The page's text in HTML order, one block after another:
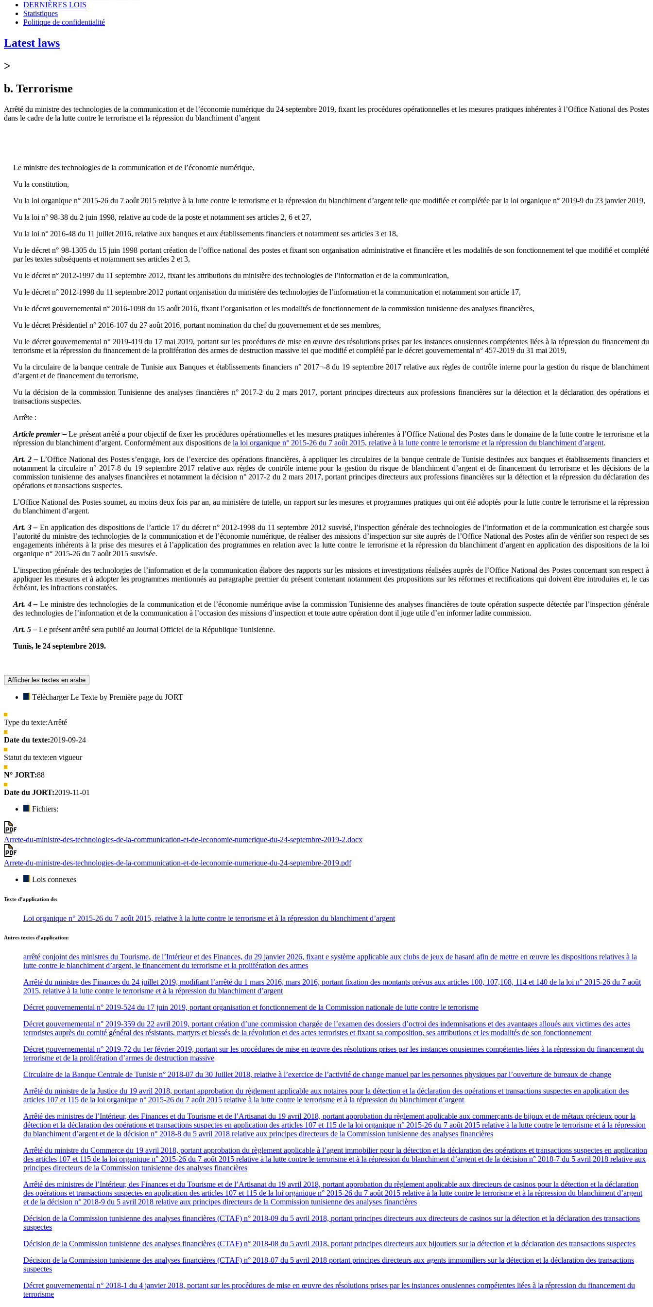
DERNIÈRES LOIS
Statistiques
Politique de confidentialité
Latest laws
>
b. Terrorisme
Arrêté du ministre des technologies de la communication et de l’économie numérique du 24 septembre 2019, fixant les procédures opérationnelles et les mesures pratiques inhérentes à l’Office National des Postes
dans le cadre de la lutte contre le terrorisme et la répression du blanchiment d’argent
Le ministre des technologies de la communication et de l’économie numérique,
Vu la constitution,
Vu la loi organique n° 2015-26 du 7 août 2015 relative à la lutte contre le terrorisme et la répression du blanchiment d’argent telle que modifiée et complétée par la loi organique n° 2019-9 du 23 janvier 2019,
Vu la loi n° 98-38 du 2 juin 1998, relative au code de la poste et notamment ses articles 2, 6 et 27,
Vu la loi n° 2016-48 du 11 juillet 2016, relative aux banques et aux établissements financiers et notamment ses articles 3 et 18,
Vu le décret n° 98-1305 du 15 juin 1998 portant création de l’office national des postes et fixant son organisation administrative et financière et les modalités de son fonctionnement tel que modifié et complété
par les textes subséquents et notamment ses articles 2 et 3,
Vu le décret n° 2012-1997 du 11 septembre 2012, fixant les attributions du ministère des technologies de l’information et de la communication,
Vu le décret n° 2012-1998 du 11 septembre 2012 portant organisation du ministère des technologies de l’information et la communication et notamment son article 17,
Vu le décret gouvernemental n° 2016-1098 du 15 août 2016, fixant l’organisation et les modalités de fonctionnement de la commission tunisienne des analyses financières,
Vu le décret Présidentiel n° 2016-107 du 27 août 2016, portant nomination du chef du gouvernement et de ses membres,
Vu le décret gouvernemental n° 2019-419 du 17 mai 2019, portant sur les procédures de mise en œuvre des résolutions prises par les instances onusiennes compétentes liées à la répression du financement du
terrorisme et la répression du financement de la prolifération des armes de destruction massive tel que modifié et complété par le décret gouvernemental n° 457-2019 du 31 mai 2019,
Vu la circulaire de la banque centrale de Tunisie aux Banques et établissements financiers n° 2017¬-8 du 19 septembre 2017 relative aux règles de contrôle interne pour la gestion du risque de blanchiment
d’argent et de financement du terrorisme,
Vu la décision de la commission Tunisienne des analyses financières n° 2017-2 du 2 mars 2017, portant principes directeurs aux professions financières sur la détection et la déclaration des opérations et
transactions suspectes.
Arrête :
Article premier –Le présent arrêté a pour objectif de fixer les procédures opérationnelles et les mesures pratiques inhérentes à l’Office National des Postes dans le domaine de la lutte contre le terrorisme et la
répression du blanchiment d’argent. Conformément aux dispositions de la loi organique n° 2015-26 du 7 août 2015, relative à la lutte contre le terrorisme et la répression du blanchiment d’argent.
Art. 2 –L’Office National des Postes s’engage, lors de l’exercice des opérations financières, à appliquer les circulaires de la banque centrale de Tunisie destinées aux banques et établissements financiers et
notamment la circulaire n° 2017-8 du 19 septembre 2017 relative aux règles de contrôle interne pour la gestion du risque de blanchiment d’argent et de financement du terrorisme et les décisions de la
commission tunisienne des analyses financières et notamment la décision n° 2017-2 du 2 mars 2017, portant principes directeurs aux professions financières sur la détection et la répression du déclaration des
opérations et transactions suspectes.
L’Office National des Postes soumet, au moins deux fois par an, au ministère de tutelle, un rapport sur les mesures et programmes pratiques qui ont été adoptés pour la lutte contre le terrorisme et la répression
du blanchiment d’argent.
Art. 3 – En application des dispositions de l’article 17 du décret n° 2012-1998 du 11 septembre 2012 susvisé, l’inspection générale des technologies de l’information et de la communication est chargée sous
l’autorité du ministre des technologies de la communication et de l’économie numérique, de réaliser des missions d’inspection sur site auprès de l’Office National des Postes afin de vérifier son respect de ses
engagements inhérents à la prise des mesures et à l’application des programmes en relation avec la lutte contre le terrorisme et la répression du blanchiment d’argent en application des dispositions de la loi
organique n° 2015-26 du 7 août 2015 susvisée.
L’inspection générale des technologies de l’information et de la communication élabore des rapports sur les missions et investigations réalisées auprès de l’Office National des Postes concernant son respect à
appliquer les mesures et à adopter les programmes mentionnés au paragraphe premier du présent contenant notamment des propositions sur les réformes et rectifications qui doivent être introduites et, le cas
échéant, les infractions constatées.
Art. 4 – Le ministre des technologies de la communication et de l’économie numérique avise la commission Tunisienne des analyses financières de toute opération suspecte détectée par l’inspection générale
des technologies de l’information et de la communication à l’occasion des missions d’inspection et toute autre opération dont il juge utile d’en informer ladite commission.
Art. 5 – Le présent arrêté sera publié au Journal Officiel de la République Tunisienne.
Tunis, le 24 septembre 2019.
Afficher les textes en arabe
Télécharger Le Texte by Première page du JORT
Type du texte:Arrêté
Date du texte:2019-09-24
Statut du texte:en vigueur
N° JORT:88
Date du JORT:2019-11-01
Fichiers:
Arrete-du-ministre-des-technologies-de-la-communication-et-de-leconomie-numerique-du-24-septembre-2019-2.docx
Arrete-du-ministre-des-technologies-de-la-communication-et-de-leconomie-numerique-du-24-septembre-2019.pdf
Lois connexes
Texte d’application de:
Loi organique n° 2015-26 du 7 août 2015, relative à la lutte contre le terrorisme et à la répression du blanchiment d’argent
Autres textes d’application:
arrêté conjoint des ministres du Tourisme, de l’Intérieur et des Finances, du 29 janvier 2026, fixant e système applicable aux clubs de jeux de hasard afin de mettre en œuvre les dispositions relatives à la
lutte contre le blanchiment d’argent, le financement du terrorisme et la prolifération des armes
Arrêté du ministre des Finances du 24 juillet 2019, modifiant l’arrêté du 1 mars 2016, mars 2016, portant fixation des montants prévus aux articles 100, 107,108, 114 et 140 de la loi n° 2015-26 du 7 août
2015, relative à la lutte contre le terrorisme et à la répression du blanchiment d’argent
Décret gouvernemental n° 2019-524 du 17 juin 2019, portant organisation et fonctionnement de la Commission nationale de lutte contre le terrorisme
Décret gouvernemental n° 2019-359 du 22 avril 2019, portant création d’une commission chargée de l’examen des dossiers d’octroi des indemnisations et des avantages alloués aux victimes des actes
terroristes auprès du comité général des résistants, martyrs et blessés de la révolution et des actes terroristes et fixant sa composition, ses attributions et les modalités de son fonctionnement
Décret gouvernemental n° 2019-72 du 1er février 2019, portant sur les procédures de mise en œuvre des résolutions prises par les instances onusiennes compétentes liées à la répression du financement du
terrorisme et de la prolifération d’armes de destruction massive
Circulaire de la Banque Centrale de Tunisie n° 2018-07 du 30 Juillet 2018, relative à l’exercice de l’activité de change manuel par les personnes physiques par l’ouverture de bureaux de change
Arrêté du ministre de la Justice du 19 avril 2018, portant approbation du règlement applicable aux notaires pour la détection et la déclaration des opérations et transactions suspectes en application des
articles 107 et 115 de la loi organique n° 2015-26 du 7 août 2015 relative à la lutte contre le terrorisme et à la répression du blanchiment d’argent
Arrêté des ministres de l’Intérieur, des Finances et du Tourisme et de l’Artisanat du 19 avril 2018, portant approbation du règlement applicable aux commerçants de bijoux et de métaux précieux pour la
détection et la déclaration des opérations et transactions suspectes en application des articles 107 et 115 de la loi organique n° 2015-26 du 7 août 2015 relative à la lutte contre le terrorisme et à la répression
du blanchiment d’argent et de la décision n° 2018-8 du 5 avril 2018 relative aux principes directeurs de la Commission tunisienne des analyses financières
Arrêté du ministre du Commerce du 19 avril 2018, portant approbation du règlement applicable à l’agent immobilier pour la détection et la déclaration des opérations et transactions suspectes en application
des articles 107 et 115 de la loi organique n° 2015-26 du 7 août 2015 relative à la lutte contre le terrorisme et à la répression du blanchiment d’argent et de la décision n° 2018-7 du 5 avril 2018 relative aux
principes directeurs de la Commission tunisienne des analyses financières
Arrêté des ministres de l’Intérieur, des Finances et du Tourisme et de l’Artisanat du 19 avril 2018, portant approbation du règlement applicable aux directeurs de casinos pour la détection et la déclaration
des opérations et transactions suspectes en application des articles 107 et 115 de la loi organique n° 2015-26 du 7 août 2015 relative à la lutte contre le terrorisme et à la répression du blanchiment d’argent
et de la décision n° 2018-9 du 5 avril 2018 relative aux principes directeurs de la Commission tunisienne des analyses financières
Décision de la Commission tunisienne des analyses financières (CTAF) n° 2018-09 du 5 avril 2018, portant principes directeurs aux directeurs de casinos sur la détection et la déclaration des transactions
suspectes
Décision de la Commission tunisienne des analyses financières (CTAF) n° 2018-08 du 5 avril 2018, portant principes directeurs aux bijoutiers sur la détection et la déclaration des transactions suspectes
Décision de la Commission tunisienne des analyses financières (CTAF) n° 2018-07 du 5 avril 2018 portant principes directeurs aux agents immomiliers sur la détection et la déclaration des transactions
suspectes
Décret gouvernemental n° 2018-1 du 4 janvier 2018, portant sur les procédures de mise en œuvre des résolutions prises par les instances onusiennes compétentes liées à la répression du financement du
terrorisme